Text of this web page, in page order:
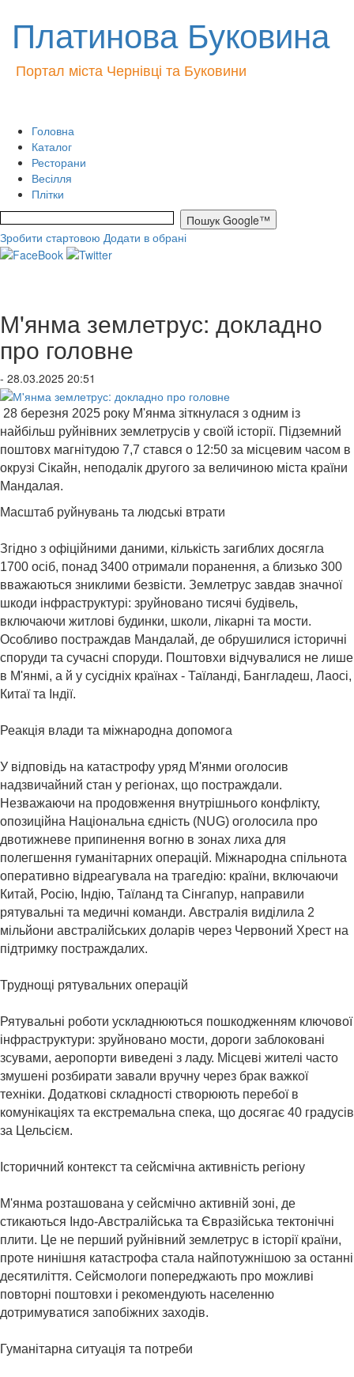
Платинова Буковина
Портал міста Чернівці та Буковини
Головна
Каталог
Ресторани
Весілля
Плітки
Зробити стартовою Додати в обрані
М'янма землетрус: докладно
про головне
- 28.03.2025 20:51
28 березня 2025 року М'янма зіткнулася з одним із
найбільш руйнівних землетрусів у своїй історії. Підземний
поштовх магнітудою 7,7 стався о 12:50 за місцевим часом в
окрузі Сікайн, неподалік другого за величиною міста країни
Мандалая. ​
Масштаб руйнувань та людські втрати
Згідно з офіційними даними, кількість загиблих досягла
1700 осіб, понад 3400 отримали поранення, а близько 300
вважаються зниклими безвісти. Землетрус завдав значної
шкоди інфраструктурі: зруйновано тисячі будівель,
включаючи житлові будинки, школи, лікарні та мости.
Особливо постраждав Мандалай, де обрушилися історичні
споруди та сучасні споруди. Поштовхи відчувалися не лише
в М'янмі, а й у сусідніх країнах - Таїланді, Бангладеш, Лаосі,
Китаї та Індії. ​
Реакція влади та міжнародна допомога
У відповідь на катастрофу уряд М'янми оголосив
надзвичайний стан у регіонах, що постраждали.
Незважаючи на продовження внутрішнього конфлікту,
опозиційна Національна єдність (NUG) оголосила про
двотижневе припинення вогню в зонах лиха для
полегшення гуманітарних операцій. Міжнародна спільнота
оперативно відреагувала на трагедію: країни, включаючи
Китай, Росію, Індію, Таїланд та Сінгапур, направили
рятувальні та медичні команди. Австралія виділила 2
мільйони австралійських доларів через Червоний Хрест на
підтримку постраждалих. ​
Труднощі рятувальних операцій
Рятувальні роботи ускладнюються пошкодженням ключової
інфраструктури: зруйновано мости, дороги заблоковані
зсувами, аеропорти виведені з ладу. Місцеві жителі часто
змушені розбирати завали вручну через брак важкої
техніки. Додаткові складності створюють перебої в
комунікаціях та екстремальна спека, що досягає 40 градусів
за Цельсієм. ​
Історичний контекст та сейсмічна активність регіону
М'янма розташована у сейсмічно активній зоні, де
стикаються Індо-Австралійська та Євразійська тектонічні
плити. Це не перший руйнівний землетрус в історії країни,
проте нинішня катастрофа стала найпотужнішою за останні
десятиліття. Сейсмологи попереджають про можливі
повторні поштовхи і рекомендують населенню
дотримуватися запобіжних заходів.
Гуманітарна ситуація та потреби